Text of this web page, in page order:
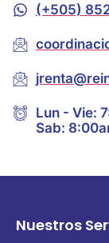
(+505)
Lun - Vie:
Sab:
Nuestros